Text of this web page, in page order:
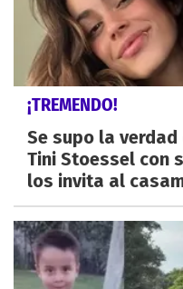
¡TREMENDO!
Se supo la
Tini Stoessel con
los invita al